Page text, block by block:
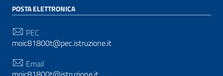
POSTA ELETTRONICA
PEC
moic81800t@pec.istruzione.it
Email